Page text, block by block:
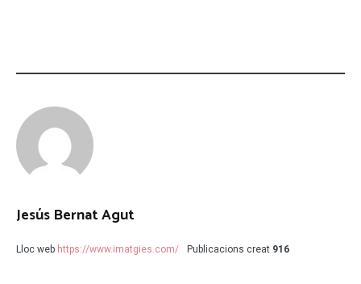
Jesús Bernat Agut
Lloc web https://www.imatgies.com/ Publicacions creat 916